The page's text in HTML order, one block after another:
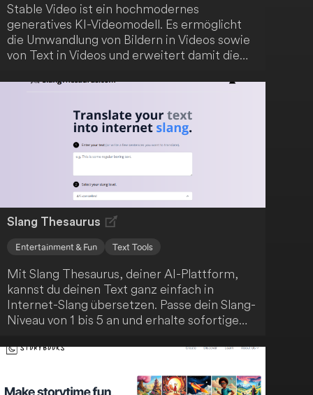
Stable Video ist ein hochmodernes
generatives KI-Videomodell. Es ermöglicht
die Umwandlung von Bildern in Videos sowie
von Text in Videos und erweitert damit die
Inhaltsproduktion. Dieses Tool bietet
Anwendungen.
Slang Thesaurus
Entertainment & Fun Text Tools
Mit Slang Thesaurus, deiner AI-Plattform,
kannst du deinen Text ganz einfach in
Internet-Slang übersetzen. Passe dein Slang-
Niveau von 1 bis 5 an und erhalte sofortige
Besuche SlangThesaurus.com/translator und